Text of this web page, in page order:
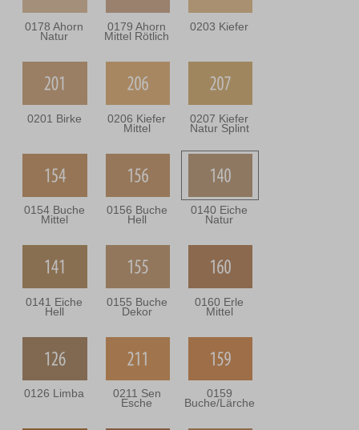
0178 Ahorn
Natur
0179 Ahorn
Mittel Rötlich
0203 Kiefer
0201 Birke 0206 Kiefer
Mittel
0207 Kiefer
Natur Splint
0154 Buche
Mittel
0156 Buche
Hell
0140 Eiche
Natur
0141 Eiche
Hell
0155 Buche
Dekor
0160 Erle
Mittel
0126 Limba 0211 Sen
Esche
0159
Buche/Lärche